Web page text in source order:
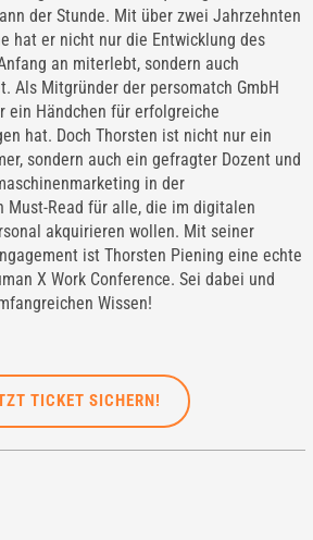
der Stunde. Mit über zwei Jahrzehnten
hat er nicht nur die Entwicklung des
an miterlebt, sondern auch
Als Mitgründer der persomatch GmbH
ein Händchen für erfolgreiche
hat. Doch Thorsten ist nicht nur ein
sondern auch ein gefragter Dozent und
in der
Must-Read für alle, die im digitalen
akquirieren wollen. Mit seiner
ist Thorsten Piening eine echte
X Work Conference. Sei dabei und
Wissen!
TICKET SICHERN!